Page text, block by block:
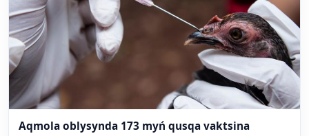
Aqmola oblysynda 173 myń qusqa vaktsina